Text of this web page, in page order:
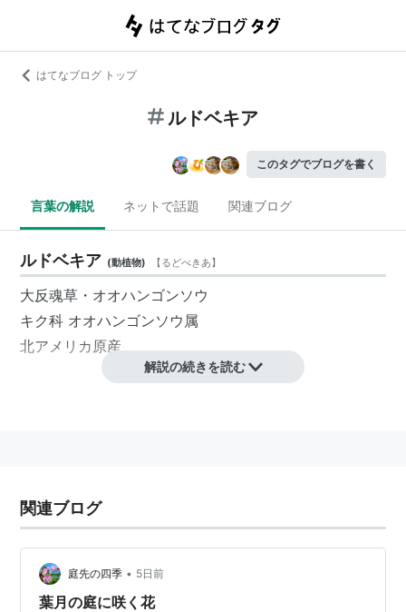
はてなブログ トップ
ルドベキア
このタグでブログを書く
言葉の解説 ネットで話題 関連ブログ
ルドベキア (動植物) 【るどべきあ】
大反魂草・オオハンゴンソウ
キク科 オオハンゴンソウ属
北アメリカ原産
解説の続きを読む
関連ブログ
庭先の四季 • 5日前
葉月の庭に咲く花